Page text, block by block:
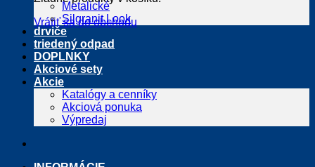
Vrátiť sa do obchodu
Metalické
Silgranit Look
drviče
triedený odpad
DOPLNKY
Akciové sety
Akcie
Katalógy a cenníky
Akciová ponuka
Výpredaj